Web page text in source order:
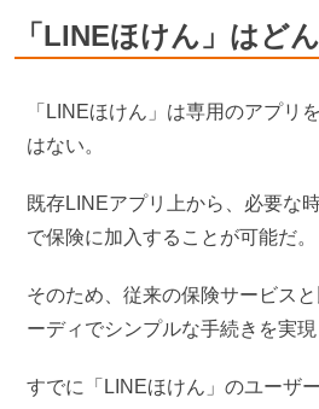
「LINEほけん」はど
「LINEほけん」は専用のアプリ
はない。
既存LINEアプリ上から、必要な
で保険に加入することが可能だ。
そのため、従来の保険サービス
ーディでシンプルな手続きを実現
すでに「LINEほけん」のユーザ